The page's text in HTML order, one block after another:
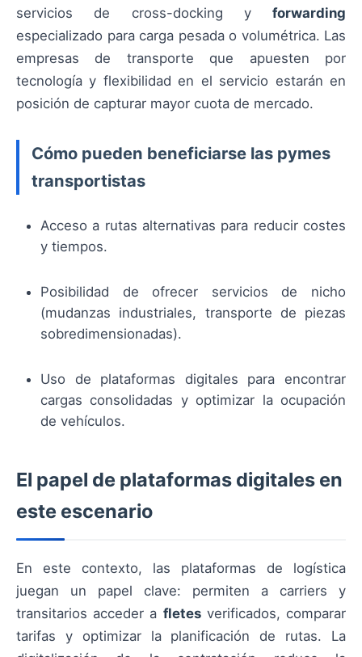
servicios de cross-docking y forwarding
especializado para carga pesada o volumétrica. Las
empresas de transporte que apuesten por
tecnología y flexibilidad en el servicio estarán en
posición de capturar mayor cuota de mercado.
Cómo pueden beneficiarse las pymes
transportistas
Acceso a rutas alternativas para reducir costes
y tiempos.
Posibilidad de ofrecer servicios de nicho
(mudanzas industriales, transporte de piezas
sobredimensionadas).
Uso de plataformas digitales para encontrar
cargas consolidadas y optimizar la ocupación
de vehículos.
El papel de plataformas digitales en
este escenario
En este contexto, las plataformas de logística
juegan un papel clave: permiten a carriers y
transitarios acceder a fletesverificados, comparar
tarifas y optimizar la planificación de rutas. La